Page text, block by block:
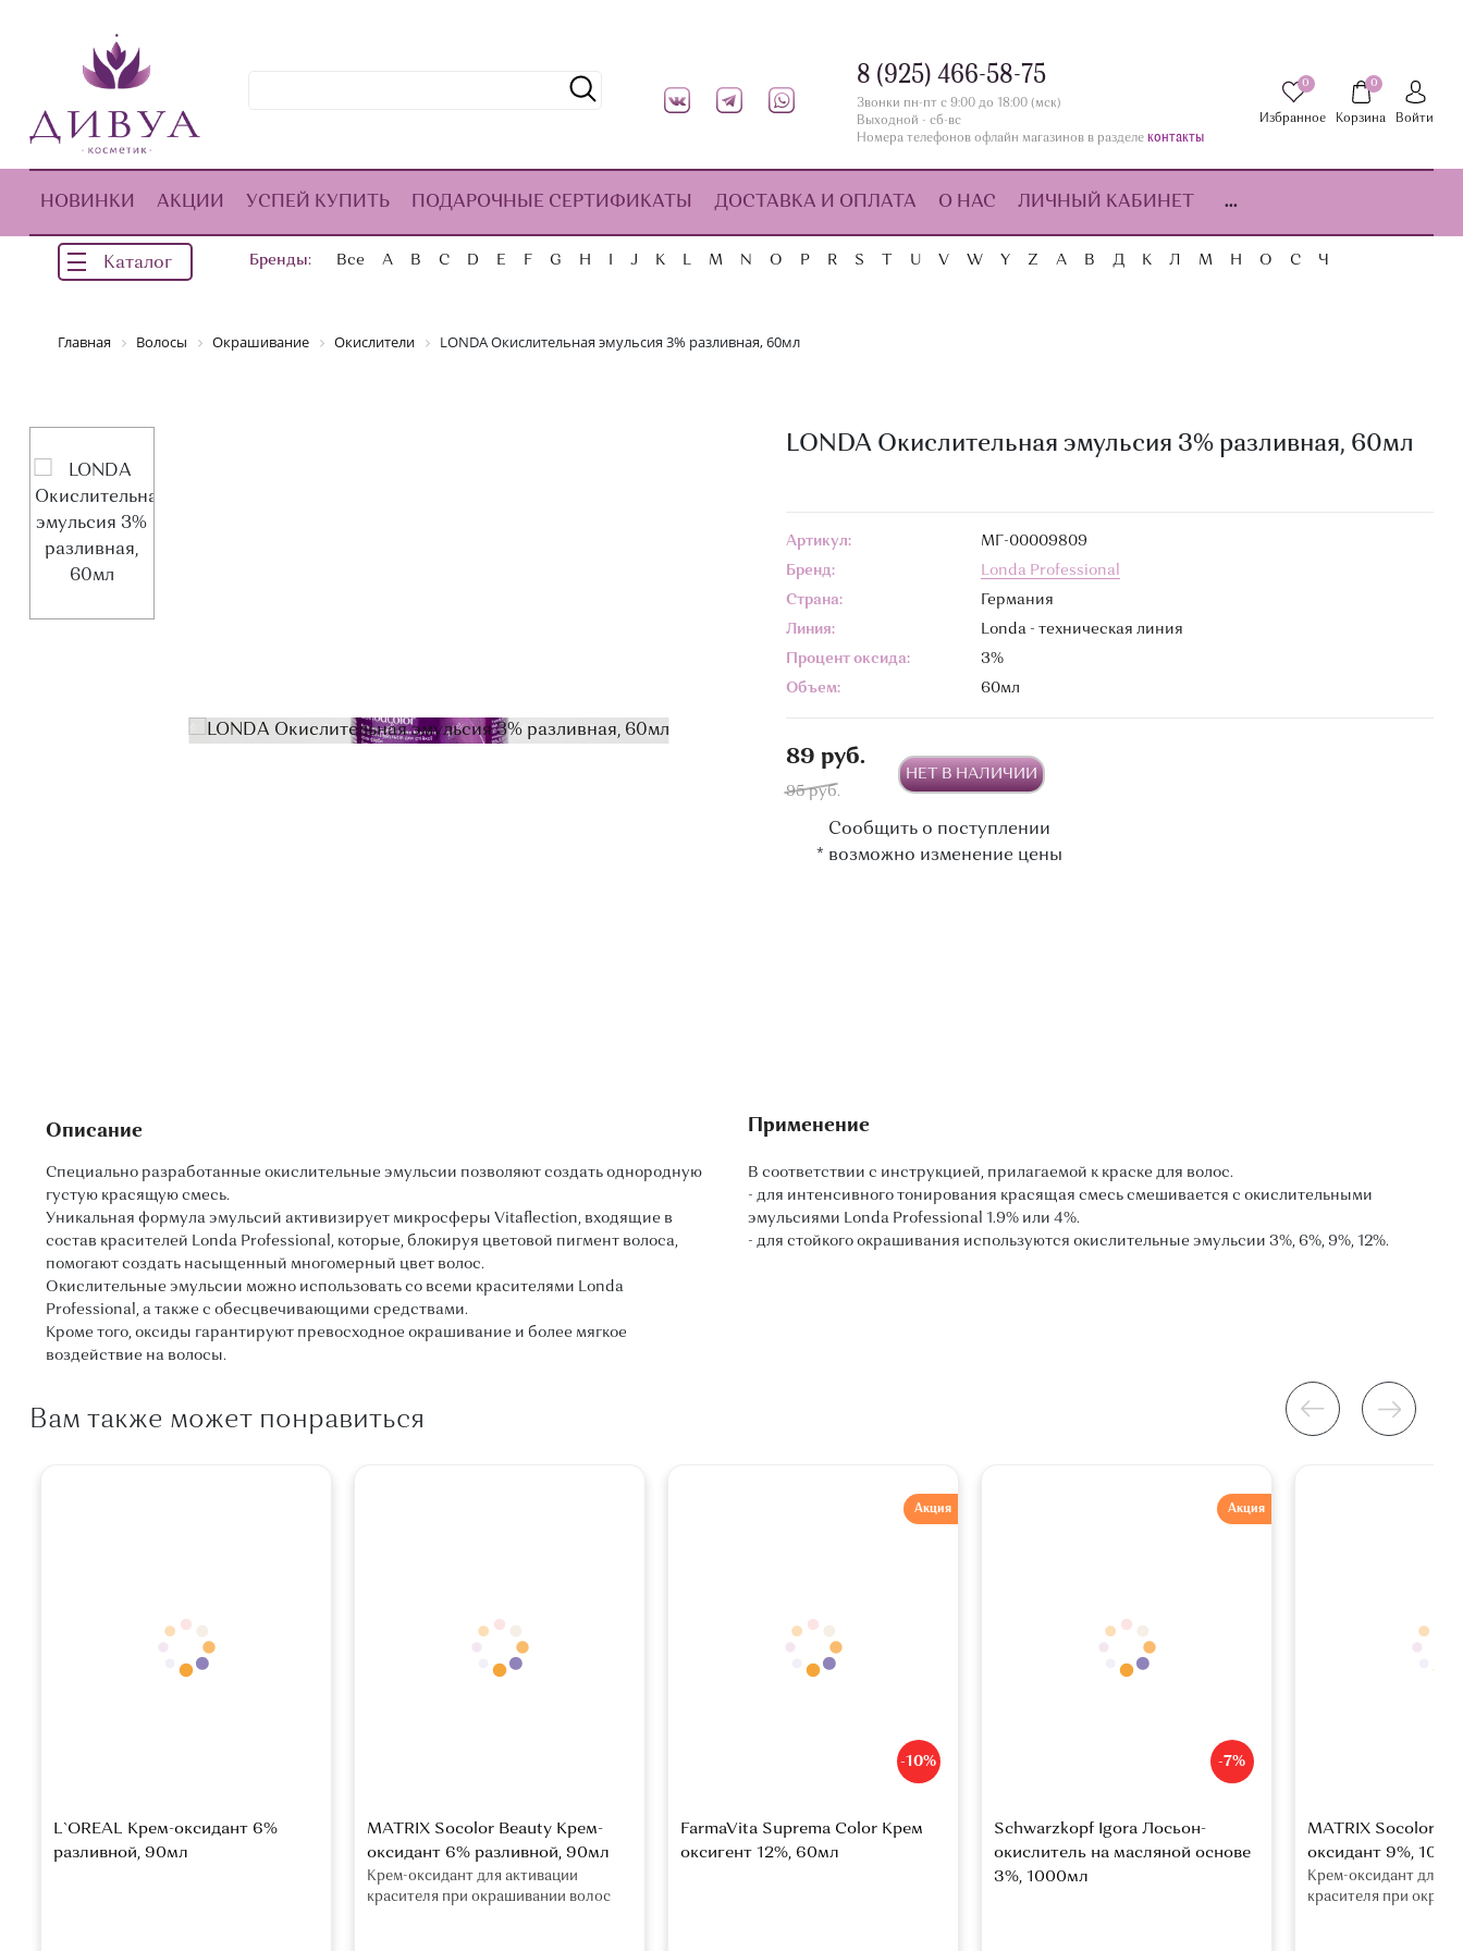
8 (925) 466-58-75
Звонки пн-пт с 9:00 до 18:00 (мск)
Выходной - сб-вс
Номера телефонов офлайн магазинов в разделе контакты
0
Избранное
0
Корзина Войти
НОВИНКИ АКЦИИ УСПЕЙ КУПИТЬ ПОДАРОЧНЫЕ СЕРТИФИКАТЫ ДОСТАВКА И ОПЛАТА О НАС ЛИЧНЫЙ КАБИНЕТ ...
Каталог Бренды: Все A B C D E F G H J K L M N O P R S U V W Y Z А В Д К Л М Н О С Ч
Главная Волосы Окрашивание Окислители LONDA Окислительная эмульсия 3% разливная, 60мл
LONDA Окислительная эмульсия 3% разливная, 60мл
Артикул:
МГ-00009809
Бренд:
Londa Professional
Страна:
Германия
Линия:
Londa - техническая линия
Процент оксида:
3%
Объем:
60мл
89 руб.
95 руб.
НЕТ В НАЛИЧИИ
Сообщить о поступлении
* возможно изменение цены
Описание
Специально разработанные окислительные эмульсии позволяют создать однородную
густую красящую смесь.
Уникальная формула эмульсий активизирует микросферы Vitaflection, входящие в
состав красителей Londa Professional, которые, блокируя цветовой пигмент волоса,
помогают создать насыщенный многомерный цвет волос.
Окислительные эмульсии можно использовать со всеми красителями Londa
Professional, а также с обесцвечивающими средствами.
Кроме того, оксиды гарантируют превосходное окрашивание и более мягкое
воздействие на волосы.
Применение
В соответствии с инструкцией, прилагаемой к краске для волос.
- для интенсивного тонирования красящая смесь смешивается с окислительными
эмульсиями Londa Professional 1.9% или 4%.
- для стойкого окрашивания используются окислительные эмульсии 3%, 6%, 9%, 12%.
Вам также может понравиться
L`OREAL Крем-оксидант 6%
разливной, 90мл
MATRIX Socolor Beauty Крем-
оксидант 6% разливной, 90мл
Крем-оксидант для активации
красителя при окрашивании волос
-10%
Акция
FarmaVita Suprema Color Крем
оксигент 12%, 60мл
-7%
Акция
Schwarzkopf Igora Лосьон-
окислитель на масляной основе
3%, 1000мл
MATRIX Socolor
оксидант 9%,
Крем-оксидант для
красителя при